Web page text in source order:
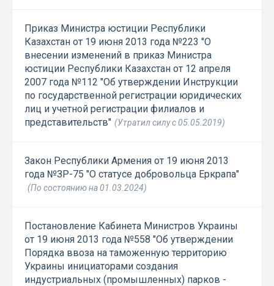
Приказ Министра юстиции Республики
Казахстан от 19 июня 2013 года №223 "О
внесении изменений в приказ Министра
юстиции Республики Казахстан от 12 апреля
2007 года №112 "Об утверждении Инструкции
по государственной регистрации юридических
лиц и учетной регистрации филиалов и
представительств" (Утратил силу с 05.05.2019)
Закон Республики Армения от 19 июня 2013
года №ЗР-75 "О статусе добровольца Еркрапа"
(По состоянию на 01.03.2024)
Постановление Кабинета Министров Украины
от 19 июня 2013 года №558 "Об утверждении
Порядка ввоза на таможенную территорию
Украины инициаторами создания
индустриальных (промышленных) парков -